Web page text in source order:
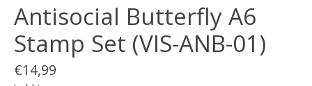
Antisocial Butterfly A6
Stamp Set (VIS-ANB-01)
€14,99